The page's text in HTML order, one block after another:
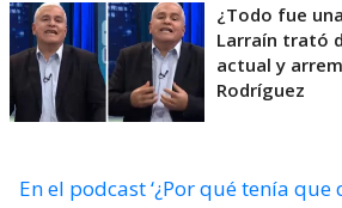
¿Todo fue
Larraín trató
actual y
Rodríguez
En el podcast ‘¿Por qué tenía que